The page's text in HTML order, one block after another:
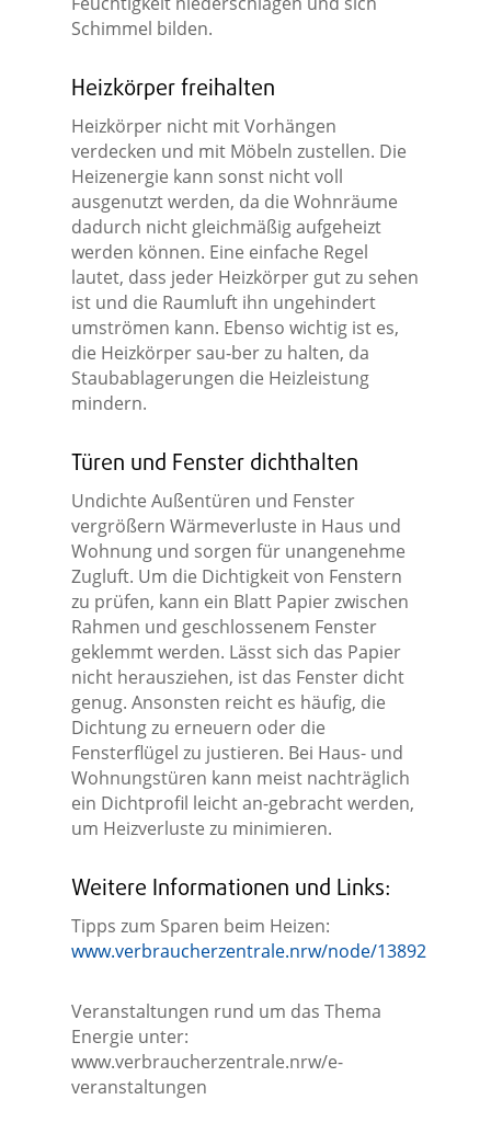
Schimmel bilden.
Heizkörper freihalten
Heizkörper nicht mit Vorhängen
verdecken und mit Möbeln zustellen. Die
Heizenergie kann sonst nicht voll
ausgenutzt werden, da die Wohnräume
dadurch nicht gleichmäßig aufgeheizt
werden können. Eine einfache Regel
lautet, dass jeder Heizkörper gut zu sehen
ist und die Raumluft ihn ungehindert
umströmen kann. Ebenso wichtig ist es,
die Heizkörper sau-ber zu halten, da
Staubablagerungen die Heizleistung
mindern.
Türen und Fenster dichthalten
Undichte Außentüren und Fenster
vergrößern Wärmeverluste in Haus und
Wohnung und sorgen für unangenehme
Zugluft. Um die Dichtigkeit von Fenstern
zu prüfen, kann ein Blatt Papier zwischen
Rahmen und geschlossenem Fenster
geklemmt werden. Lässt sich das Papier
nicht herausziehen, ist das Fenster dicht
genug. Ansonsten reicht es häufig, die
Dichtung zu erneuern oder die
Fensterflügel zu justieren. Bei Haus- und
Wohnungstüren kann meist nachträglich
ein Dichtprofil leicht an-gebracht werden,
um Heizverluste zu minimieren.
Weitere Informationen und Links:
Tipps zum Sparen beim Heizen:
www.verbraucherzentrale.nrw/node/13892
Veranstaltungen rund um das Thema
Energie unter:
www.verbraucherzentrale.nrw/e-
veranstaltungen